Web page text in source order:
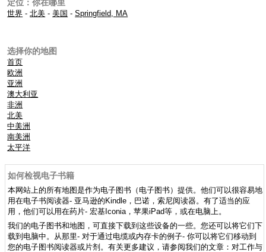
定位：你在哪里
世界 -北美 -美国 -Springfield, MA
选择你的地图
首页
欧洲
亚洲
澳大利亚
非洲
北美
中美洲
南美洲
太平洋
如何检视电子书籍
本网站上的所有地图是作为电子图书（电子图书）提供。他们可以很容易地
用在电子书阅读器- 亚马逊的Kindle，巴诺，索尼阅读器。有了适当的应
用，他们可以用在药片- 宏基Iconia，苹果iPad等，或在电脑上。
我们的电子图书和地图，可直接下载到这些设备的一些。您还可以将它们下
载到电脑中。从那里- 对于通过电缆或内存卡的例子- 你可以将它们移动到
您的电子图书阅读器或片剂。有关更多建议，请参阅我们的文章：对工作与